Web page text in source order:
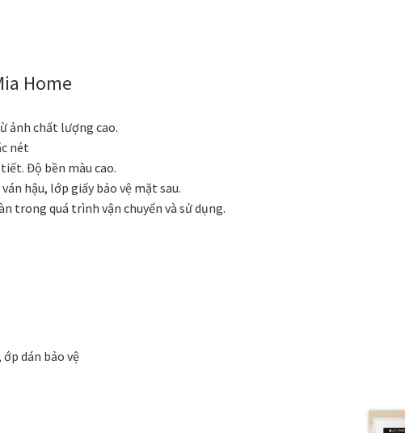
Home
ảnh chất lượng cao.
nét
Độ bền màu cao.
hậu, lớp giấy bảo vệ mặt sau.
trong quá trình vận chuyển và sử dụng.
dán bảo vệ